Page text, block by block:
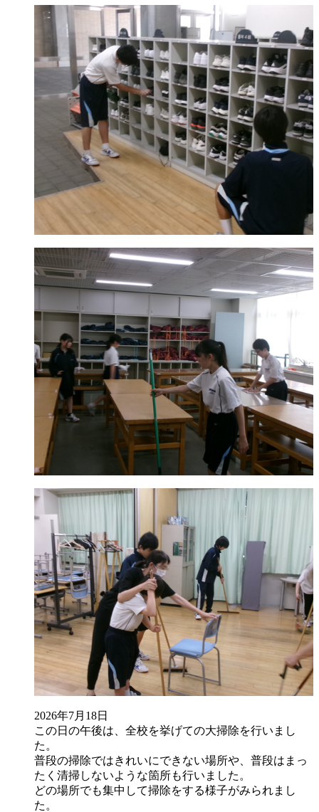
2026年7月18日
この日の午後は、全校を挙げての大掃除を行いまし
た。
普段の掃除ではきれいにできない場所や、普段はまっ
たく清掃しないような箇所も行いました。
どの場所でも集中して掃除をする様子がみられまし
た。